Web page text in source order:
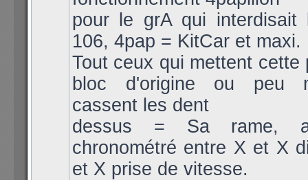
pour le grA qui interdisait
106, 4pap = KitCar et maxi.
Tout ceux qui mettent cette
bloc d'origine ou peu
cassent les dent
dessus = Sa rame,
chronométré entre X et X
et X prise de vitesse.